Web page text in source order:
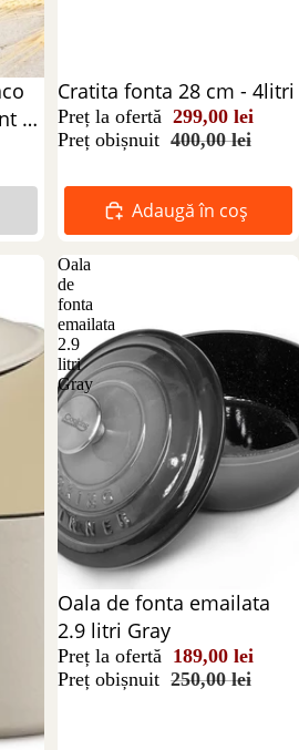
și
Reducere 25%
Cratita fonta 28 cm - 4litri
Preț la ofertă 299,00 lei
Preț obișnuit 400,00 lei
Adaugă în coș
Oala
de
fonta
emailata
2.9
litri
Gray
Reducere 24%
Oala de fonta emailata
2.9 litri Gray
Preț la ofertă 189,00 lei
Preț obișnuit 250,00 lei